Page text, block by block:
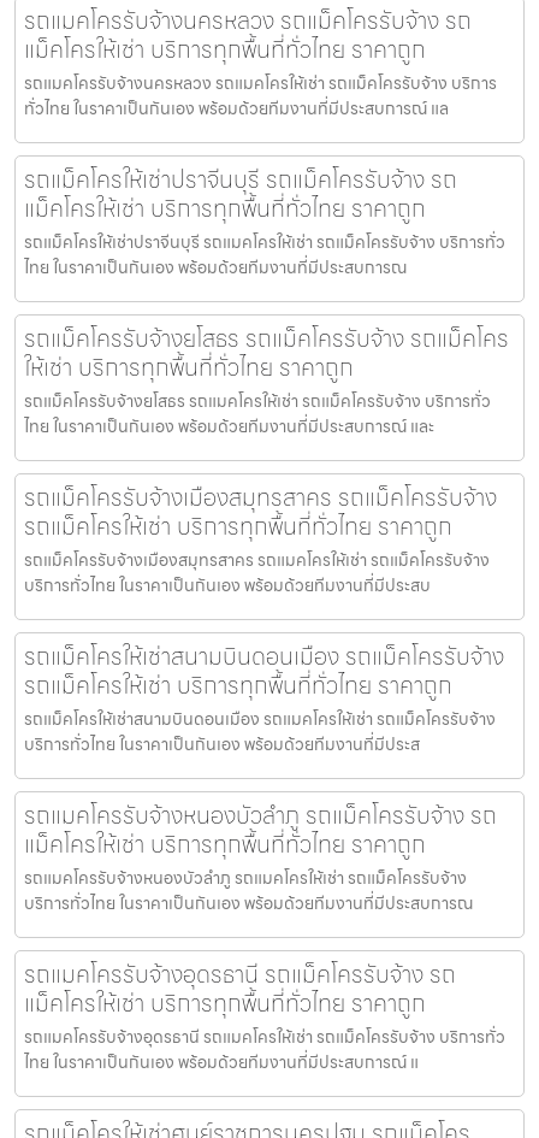
รถแมคโครรับจ้างนครหลวง รถแม็คโครรับจ้าง รถ
แม็คโครให้เช่า บริการทุกพื้นที่ทั่วไทย ราคาถูก
รถแมคโครรับจ้างนครหลวง รถแมคโครให้เช่า รถแม็คโครรับจ้าง บริการ
ทั่วไทย ในราคาเป็นกันเอง พร้อมด้วยทีมงานที่มีประสบการณ์ แล
รถแม็คโครให้เช่าปราจีนบุรี รถแม็คโครรับจ้าง รถ
แม็คโครให้เช่า บริการทุกพื้นที่ทั่วไทย ราคาถูก
รถแม็คโครให้เช่าปราจีนบุรี รถแมคโครให้เช่า รถแม็คโครรับจ้าง บริการทั่ว
ไทย ในราคาเป็นกันเอง พร้อมด้วยทีมงานที่มีประสบการณ
รถแม็คโครรับจ้างยโสธร รถแม็คโครรับจ้าง รถแม็คโคร
ให้เช่า บริการทุกพื้นที่ทั่วไทย ราคาถูก
รถแม็คโครรับจ้างยโสธร รถแมคโครให้เช่า รถแม็คโครรับจ้าง บริการทั่ว
ไทย ในราคาเป็นกันเอง พร้อมด้วยทีมงานที่มีประสบการณ์ และ
รถแม็คโครรับจ้างเมืองสมุทรสาคร รถแม็คโครรับจ้าง
รถแม็คโครให้เช่า บริการทุกพื้นที่ทั่วไทย ราคาถูก
รถแม็คโครรับจ้างเมืองสมุทรสาคร รถแมคโครให้เช่า รถแม็คโครรับจ้าง
บริการทั่วไทย ในราคาเป็นกันเอง พร้อมด้วยทีมงานที่มีประสบ
รถแม็คโครให้เช่าสนามบินดอนเมือง รถแม็คโครรับจ้าง
รถแม็คโครให้เช่า บริการทุกพื้นที่ทั่วไทย ราคาถูก
รถแม็คโครให้เช่าสนามบินดอนเมือง รถแมคโครให้เช่า รถแม็คโครรับจ้าง
บริการทั่วไทย ในราคาเป็นกันเอง พร้อมด้วยทีมงานที่มีประส
รถแมคโครรับจ้างหนองบัวลำภู รถแม็คโครรับจ้าง รถ
แม็คโครให้เช่า บริการทุกพื้นที่ทั่วไทย ราคาถูก
รถแมคโครรับจ้างหนองบัวลำภู รถแมคโครให้เช่า รถแม็คโครรับจ้าง
บริการทั่วไทย ในราคาเป็นกันเอง พร้อมด้วยทีมงานที่มีประสบการณ
รถแมคโครรับจ้างอุดรธานี รถแม็คโครรับจ้าง รถ
แม็คโครให้เช่า บริการทุกพื้นที่ทั่วไทย ราคาถูก
รถแมคโครรับจ้างอุดรธานี รถแมคโครให้เช่า รถแม็คโครรับจ้าง บริการทั่ว
ไทย ในราคาเป็นกันเอง พร้อมด้วยทีมงานที่มีประสบการณ์ แ